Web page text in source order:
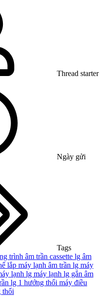
Thread starter
Ngày gửi
Tags
trình âm trần cassette lg âm
lắp máy lạnh âm trần lg máy
lạnh lg máy lạnh lg gắn âm
lg 1 hướng thổi máy điều
thổi